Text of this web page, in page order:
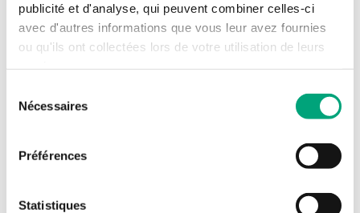
publicité et d'analyse, qui peuvent combiner celles-ci
avec d'autres informations que vous leur avez fournies
ou qu'ils ont collectées lors de votre utilisation de leurs
Nécessaires
Préférences
Statistiques
RCX-... (EN)
RCX-... (FR)
RCX-…, CE decl. (EN)